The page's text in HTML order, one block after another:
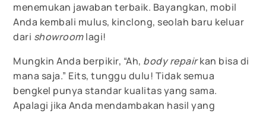
menemukan jawaban terbaik. Bayangkan, mobil
Anda kembali mulus, kinclong, seolah baru keluar
dari showroomlagi!
Mungkin Anda berpikir, “Ah, body repairkan bisa di
mana saja.” Eits, tunggu dulu! Tidak semua
bengkel punya standar kualitas yang sama.
Apalagi jika Anda mendambakan hasil yang